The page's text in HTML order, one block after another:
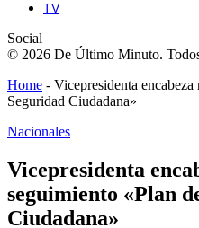
TV
Social
© 2026 De Último Minuto.
Home - Vicepresidenta
Seguridad Ciudadana»
Nacionales
Vicepresidenta
seguimiento «Plan
Ciudadana»